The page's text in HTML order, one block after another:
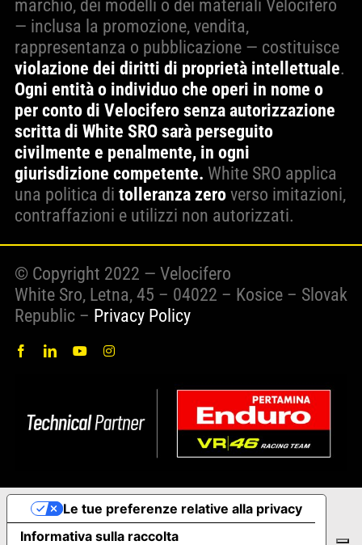
marchio, dei modelli o dei materiali Velocifero
— inclusa la promozione, vendita,
rappresentanza o pubblicazione — costituisce
violazione dei diritti di proprietà intellettuale.
Ogni entità o individuo che operi in nome o
per conto di Velocifero senza autorizzazione
scritta di White SRO sarà perseguito
civilmente e penalmente, in ogni
giurisdizione competente. White SRO applica
una politica di tolleranza zero verso imitazioni,
contraffazioni e utilizzi non autorizzati.
© Copyright 2022 — Velocifero
White Sro, Letna, 45 – 04022 – Kosice – Slovak
Republic – Privacy Policy
Informativa sulla raccolta
Le tue preferenze relative alla privacy